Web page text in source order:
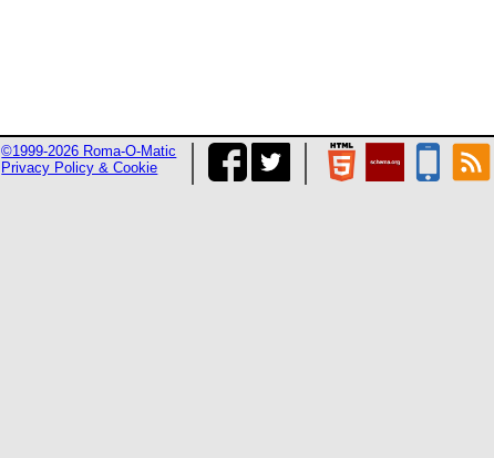
©1999-2026 Roma-O-Matic
Privacy Policy & Cookie